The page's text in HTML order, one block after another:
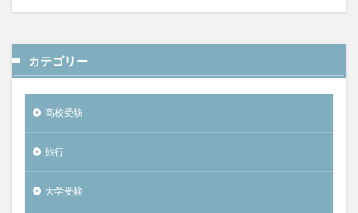
カテゴリー
高校受験
旅行
大学受験